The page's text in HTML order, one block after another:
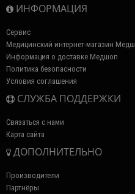
ИНФОРМАЦИЯ
Сервис
Медицинский интернет-магазин
Информация о доставке Медшоп
Политика безопасности
Условия соглашения
СЛУЖБА ПОДДЕРЖКИ
Связаться с нами
Карта сайта
ДОПОЛНИТЕЛЬНО
Производители
Партнёры